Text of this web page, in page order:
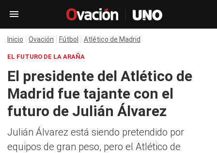
Inicio Ovación Fútbol Atlético de Madrid
EL FUTURO DE LA ARAÑA
El presidente del Atlético de
Madrid fue tajante con el
futuro de Julián Álvarez
Julián Álvarez está siendo pretendido por
equipos de gran peso, pero el Atlético de